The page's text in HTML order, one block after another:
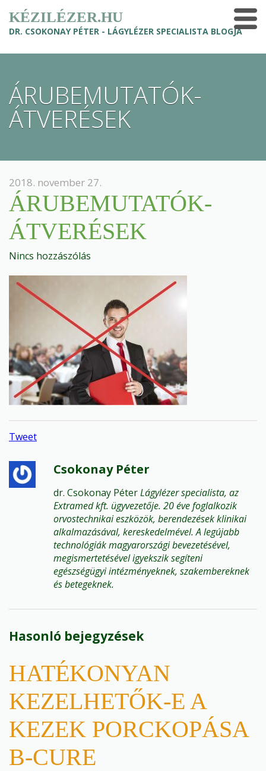
KÉZILÉZER.HU
DR. CSOKONAY PÉTER - LÁGYLÉZER SPECIALISTA BLOGJA
ÁRUBEMUTATÓK-
ÁTVERÉSEK
2018. november 27.
ÁRUBEMUTATÓK-
ÁTVERÉSEK
Nincs hozzászólás
Tweet
Csokonay Péter
dr. Csokonay PéterLágylézer specialista, az
Extramed kft. ügyvezetője. 20 éve foglalkozik
orvostechnikai eszközök, berendezések klinikai
alkalmazásával, kereskedelmével. A legújabb
technológiák magyarországi bevezetésével,
megismertetésével igyekszik segíteni
egészségügyi intézményeknek, szakembereknek
és betegeknek.
Hasonló bejegyzések
HATÉKONYAN
KEZELHETŐK-E A
KEZEK PORCKOPÁSA
B-CURE